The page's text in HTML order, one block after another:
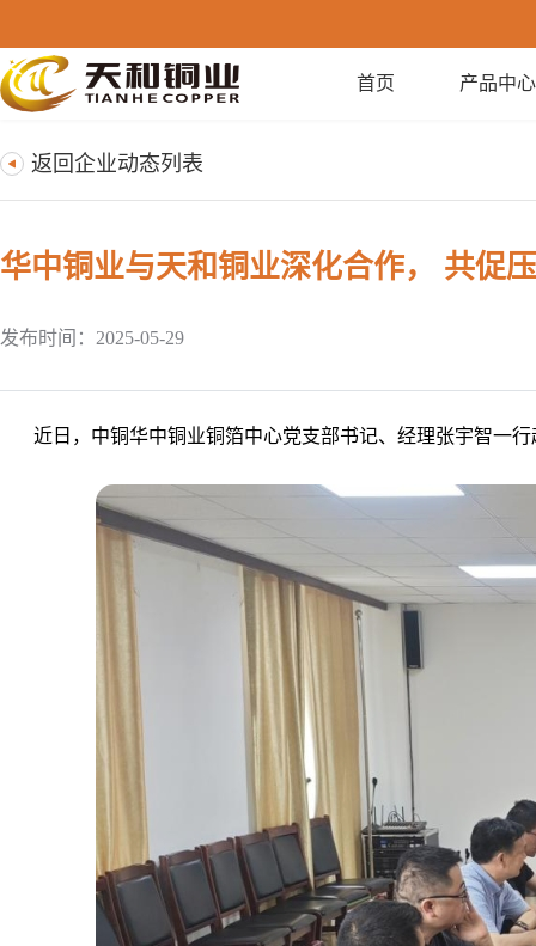
首页 产品中心
返回企业动态列表
华中铜业与天和铜业深化合作， 共促
发布时间：2025-05-29
近日，中铜华中铜业铜箔中心党支部书记、经理张宇智一行